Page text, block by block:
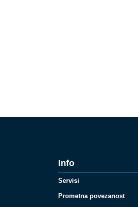
Info
Servisi
Prometna povezanost